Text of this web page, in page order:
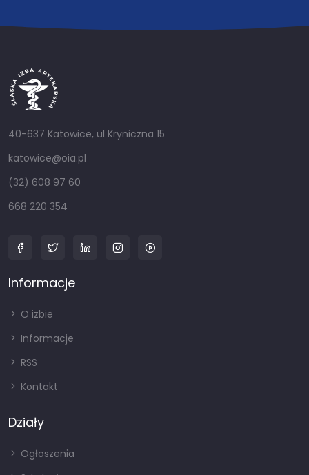
40-637 Katowice, ul Kryniczna 15
katowice@oia.pl
(32) 608 97 60
668 220 354
Informacje
O izbie
Informacje
RSS
Kontakt
Działy
Ogłoszenia